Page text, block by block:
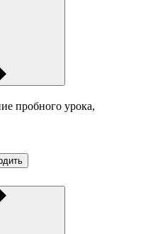
пробного урока,